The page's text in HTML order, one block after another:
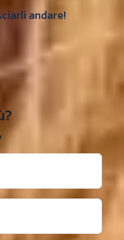
andare!